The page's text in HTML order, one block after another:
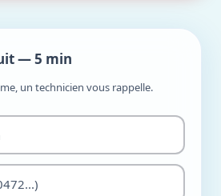
— 5 min
un technicien vous rappelle.